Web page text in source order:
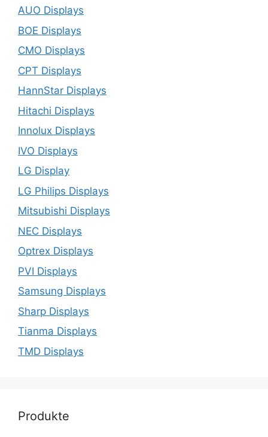
AUO Displays
BOE Displays
CMO Displays
CPT Displays
HannStar Displays
Hitachi Displays
Innolux Displays
IVO Displays
LG Display
LG Philips Displays
Mitsubishi Displays
NEC Displays
Optrex Displays
PVI Displays
Samsung Displays
Sharp Displays
Tianma Displays
TMD Displays
Produkte